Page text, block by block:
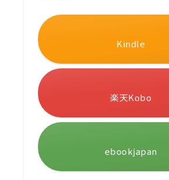
Kindle
楽天Kobo
ebookjapan